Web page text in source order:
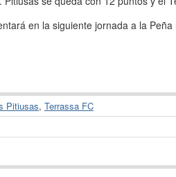
en la siguiente jornada a la
Pitiusas, Terrassa FC